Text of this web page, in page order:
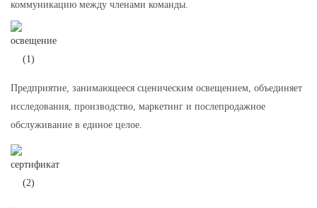
коммуникацию между членами команды.
Предприятие, занимающееся сценическим освещением, объединяет
исследования, производство, маркетинг и послепродажное
обслуживание в единое целое.